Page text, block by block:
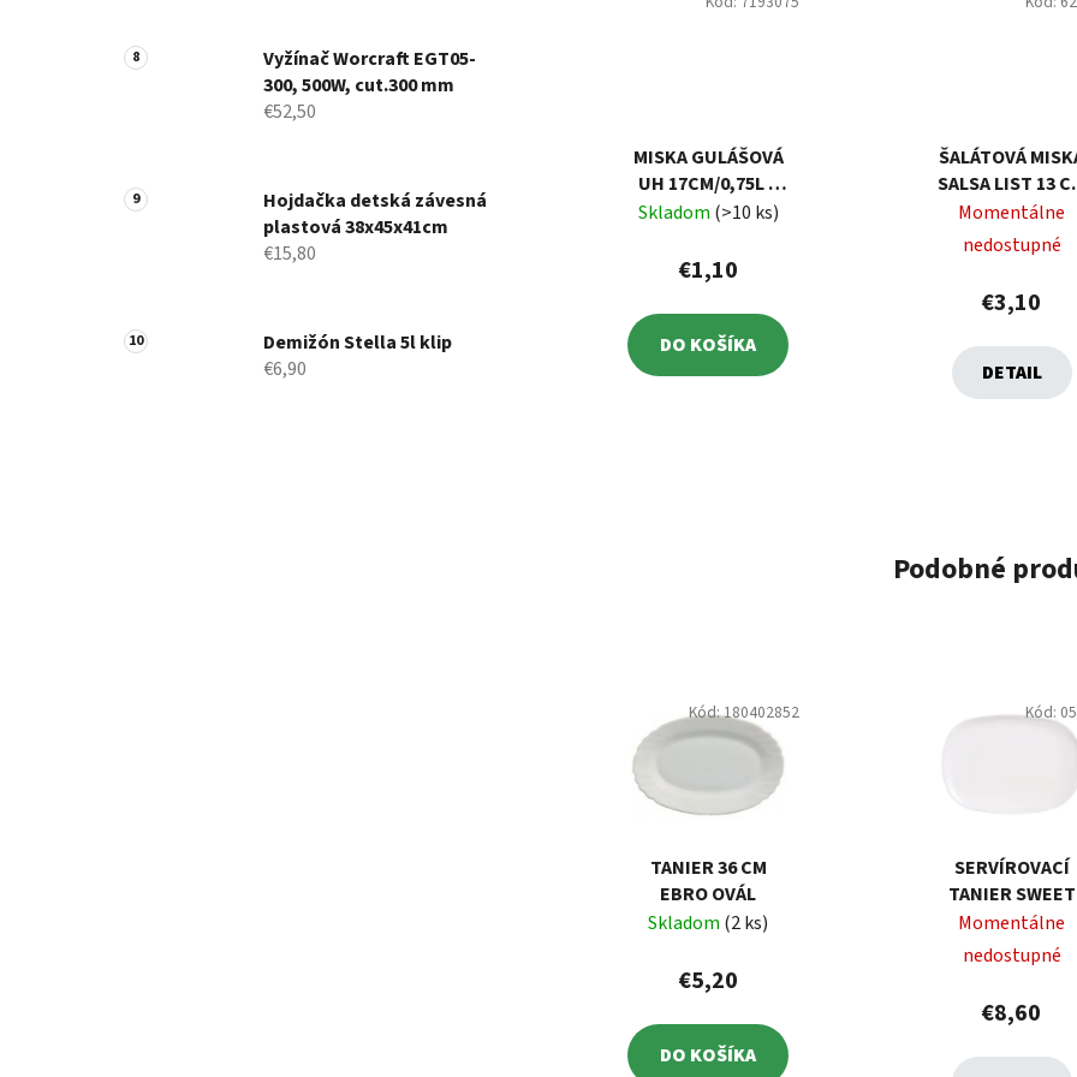
Vyžínač Worcraft EGT05-
300, 500W, cut.300 mm
€52,50
Hojdačka detská závesná
plastová 38x45x41cm
€15,80
Demižón Stella 5l klip
€6,90
MISKA GULÁŠOVÁ
UH 17CM/0,75L S
UŠAMI
Skladom (>10 ks)
€1,10
DO KOŠÍKA
ŠALÁTOVÁ
SALSA LIST 13
AMBITION
Momentálne
nedostupné
€3,10
DETAIL
Podobné
TANIER 36 CM
EBRO OVÁL
Skladom (2 ks)
€5,20
DO KOŠÍKA
Kód:180402852
SERVÍROVACÍ
TANIER SWEET
LINE WHITE 35 X
CM LUMINARC
Momentálne
nedostupné
€8,60
Kód: